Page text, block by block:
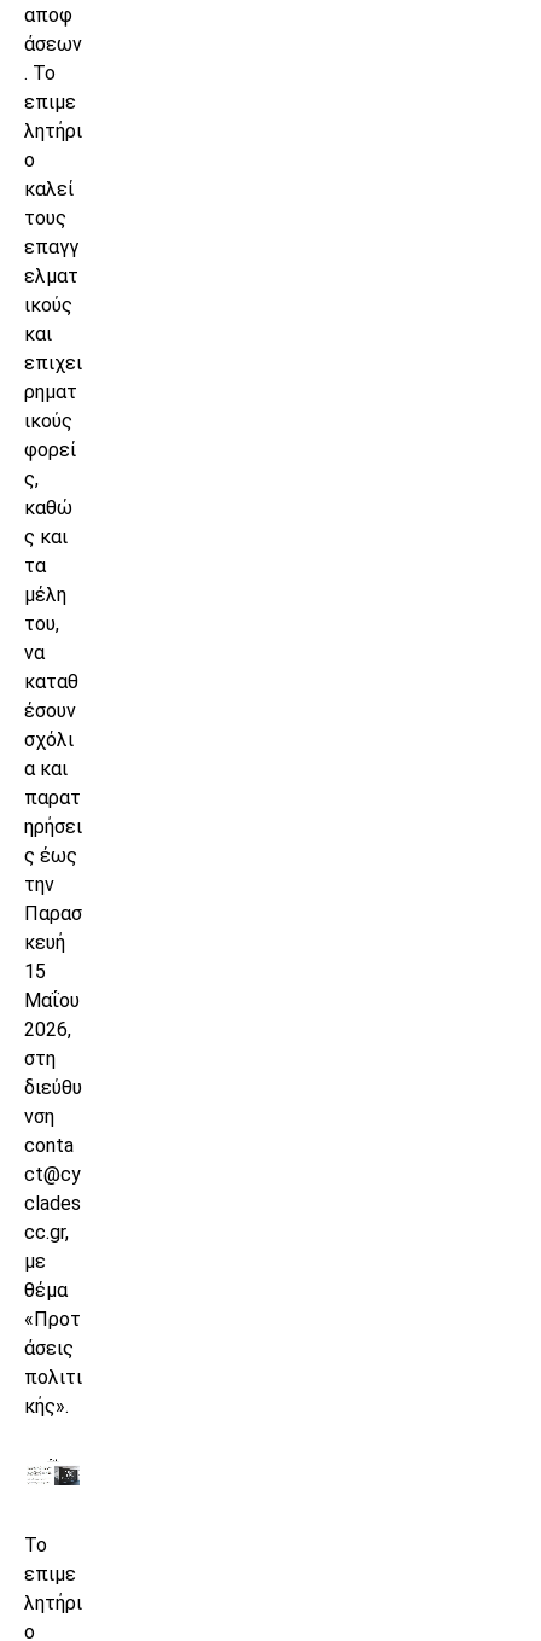
αποφ
άσεων
. Το
επιμε
λητήρι
ο
καλεί
τους
επαγγ
ελματ
ικούς
και
επιχει
ρηματ
ικούς
φορεί
ς,
καθώ
ς και
τα
μέλη
του,
να
καταθ
έσουν
σχόλι
α και
παρατ
ηρήσει
ς έως
την
Παρασ
κευή
15
Μαΐου
2026,
στη
διεύθυ
νση
conta
ct@cy
clades
cc.gr,
με
θέμα
«Προτ
άσεις
πολιτι
κής».
Το
επιμε
λητήρι
ο